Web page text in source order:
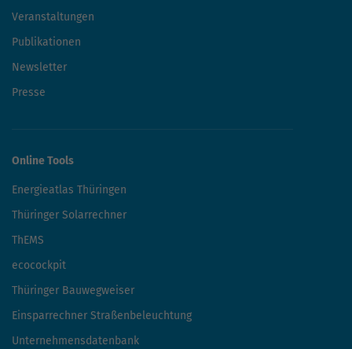
Veranstaltungen
Publikationen
Newsletter
Presse
Online Tools
Energieatlas Thüringen
Thüringer Solarrechner
ThEMS
ecocockpit
Thüringer Bauwegweiser
Einsparrechner Straßenbeleuchtung
Unternehmensdatenbank